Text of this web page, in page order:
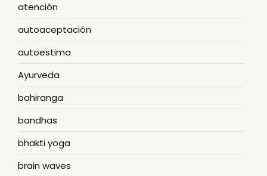
atención
autoaceptación
autoestima
Ayurveda
bahiranga
bandhas
bhakti yoga
brain waves